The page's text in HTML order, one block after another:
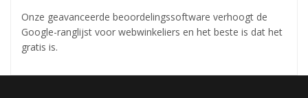
Onze geavanceerde beoordelingssoftware verhoogt de
Google-ranglijst voor webwinkeliers en het beste is dat het
gratis is.